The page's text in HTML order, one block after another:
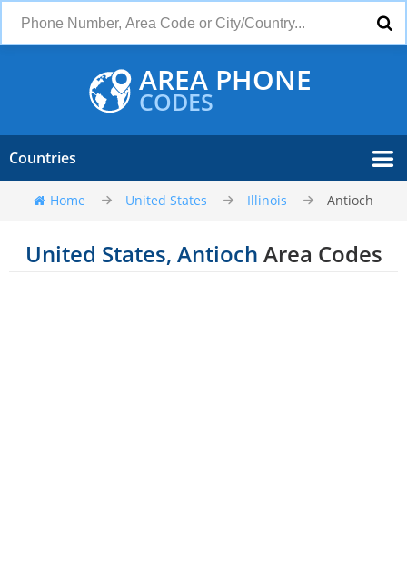
AREA PHONE
CODES
Countries
Home United States Illinois Antioch
United States, Antioch Area Codes